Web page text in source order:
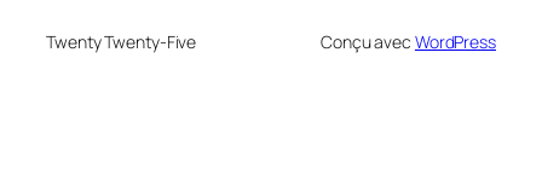
Twenty Twenty-Five Conçu avec WordPress